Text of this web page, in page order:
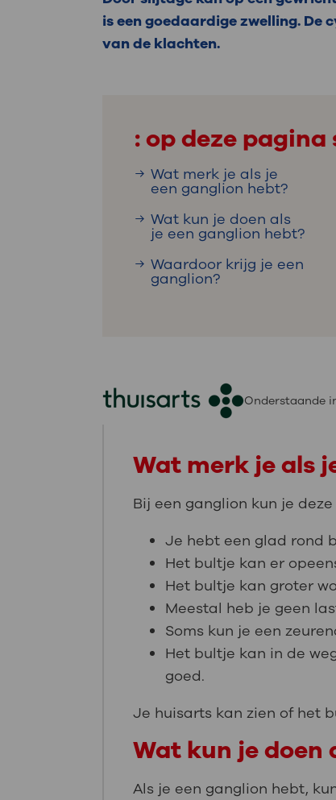
Uw
Uw
steeds verder uit, zodat u zelf
we u sneller helpen.
is een goedaardige zwelling. De
van de klachten.
: op deze pagina
Wat merk je als je
een ganglion hebt?
Wat kun je doen als
je een ganglion hebt?
Waardoor krijg je een
ganglion?
Onderstaande
Wat merk je als
Bij een ganglion kun je
Je hebt een glad rond
Het bultje kan er
Het bultje kan groter
Meestal heb je geen
Soms kun je een
Het bultje kan in de
goed.
Je huisarts kan zien of het
Wat kun je doen
Als je een ganglion hebt,